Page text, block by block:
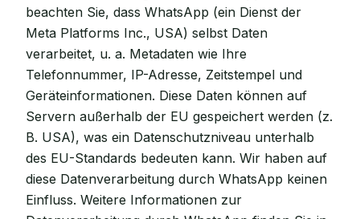
beachten Sie, dass WhatsApp (ein Dienst der
Meta Platforms Inc., USA) selbst Daten
verarbeitet, u. a. Metadaten wie Ihre
Telefonnummer, IP-Adresse, Zeitstempel und
Geräteinformationen. Diese Daten können auf
Servern außerhalb der EU gespeichert werden (z.
B. USA), was ein Datenschutzniveau unterhalb
des EU-Standards bedeuten kann. Wir haben auf
diese Datenverarbeitung durch WhatsApp keinen
Einfluss. Weitere Informationen zur